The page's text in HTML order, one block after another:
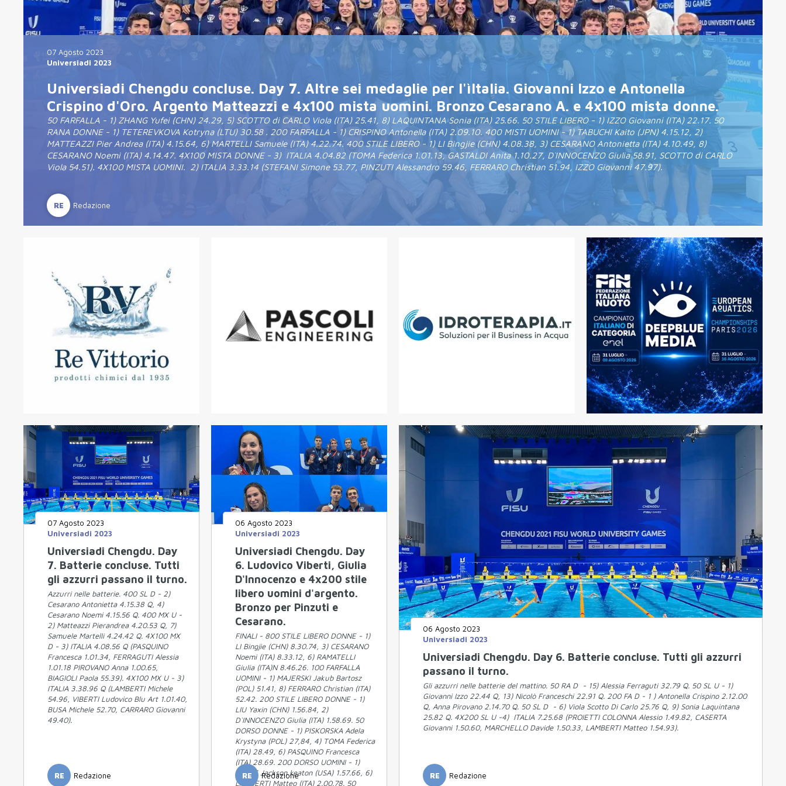
07 Agosto 2023
Universiadi 2023
Universiadi Chengdu concluse. Day 7. Altre sei medaglie per l'ìItalia. Giovanni Izzo e Antonella
Crispino d'Oro. Argento Matteazzi e 4x100 mista uomini. Bronzo Cesarano A. e 4x100 mista donne.
50 FARFALLA - 1) ZHANG Yufei (CHN) 24.29, 5) SCOTTO di CARLO Viola (ITA) 25.41, 8) LAQUINTANA Sonia (ITA) 25.66. 50 STILE LIBERO - 1) IZZO Giovanni (ITA) 22.17. 50
RANA DONNE - 1) TETEREVKOVA Kotryna (LTU) 30.58 . 200 FARFALLA - 1) CRISPINO Antonella (ITA) 2.09.10. 400 MISTI UOMINI - 1) TABUCHI Kaito (JPN) 4.15.12, 2)
MATTEAZZI Pier Andrea (ITA) 4.15.64, 6) MARTELLI Samuele (ITA) 4.22.74. 400 STILE LIBERO - 1) LI Bingjie (CHN) 4.08.38, 3) CESARANO Antonietta (ITA) 4.10.49, 8)
CESARANO Noemi (ITA) 4.14.47. 4X100 MISTA DONNE - 3) ITALIA 4.04.82 (TOMA Federica 1.01.13, GASTALDI Anita 1.10.27, D`INNOCENZO Giulia 58.91, SCOTTO di CARLO
Viola 54.51). 4X100 MISTA UOMINI. 2) ITALIA 3.33.14 (STEFANI Simone 53.77, PINZUTI Alessandro 59.46, FERRARO Christian 51.94, IZZO Giovanni 47.97).
RE Redazione
07 Agosto 2023
Universiadi 2023
Universiadi Chengdu. Day
7. Batterie concluse. Tutti
gli azzurri passano il turno.
Azzurri nelle batterie. 400 SL D - 2)
Cesarano Antonietta 4.15.38 Q, 4)
Cesarano Noemi 4.15.56 Q. 400 MX U -
2) Matteazzi Pierandrea 4.20.53 Q, 7)
Samuele Martelli 4.24.42 Q. 4X100 MX
D - 3) ITALIA 4.08.56 Q (PASQUINO
Francesca 1.01.34, FERRAGUTI Alessia
1.01.18 PIROVANO Anna 1.00.65,
BIAGIOLI Paola 55.39). 4X100 MX U - 3)
ITALIA 3.38.96 Q (LAMBERTI Michele
54.96, VIBERTI Ludovico Blu Art 1.01.40,
BUSA Michele 52.70, CARRARO Giovanni
49.40).
RE Redazione
06 Agosto 2023
Universiadi 2023
Universiadi Chengdu. Day
6. Ludovico Viberti, Giulia
D'Innocenzo e 4x200 stile
libero uomini d'argento.
Bronzo per Pinzuti e
Cesarano.
FINALI - 800 STILE LIBERO DONNE - 1)
LI Bingjie (CHN) 8.30.74, 3) CESARANO
Noemi (ITA) 8.33.12, 6) RAMATELLI
Giulia (ITA)N 8.46.26. 100 FARFALLA
UOMINI - 1) MAJERSKI Jakub Bartosz
(POL) 51.41, 8) FERRARO Christian (ITA)
52.42. 200 STILE LIBERO DONNE - 1)
LIU Yaxin (CHN) 1.56.84, 2)
D`INNOCENZO Giulia (ITA) 1.58.69. 50
DORSO DONNE - 1) PISKORSKA Adela
Krystyna (POL) 27,84, 4) TOMA Federica
(ITA) 28.49, 6) PASQUINO Francesca
(ITA) 28.69. 200 DORSO UOMINI - 1)
JONES Jackson keaton (USA) 1.57.66, 6)
LAMBERTI Matteo (ITA) 2.00.78. 50
RE Redazione
06 Agosto 2023
Universiadi 2023
Universiadi Chengdu. Day 6. Batterie concluse. Tutti gli azzurri
passano il turno.
Gli azzurri nelle batterie del mattino. 50 RA D - 15) Alessia Ferraguti 32.79 Q. 50 SL U - 1)
Giovanni Izzo 22.44 Q, 13) Nicolò Franceschi 22.91 Q. 200 FA D - 1 ) Antonella Crispino 2.12.00
Q, Anna Pirovano 2.14.70 Q. 50 SL D - 6) Viola Scotto Di Carlo 25.76 Q, 9) Sonia Laquintana
25.82 Q. 4X200 SL U -4) ITALIA 7.25.68 (PROIETTI COLONNA Alessio 1.49.82, CASERTA
Giovanni 1.50.60, MARCHELLO Davide 1.50.33, LAMBERTI Matteo 1.54.93).
RE Redazione